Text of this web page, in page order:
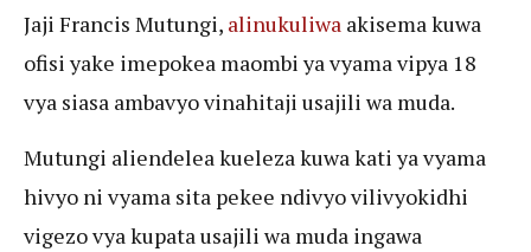
Jaji Francis Mutungi, alinukuliwa akisema kuwa
ofisi yake imepokea maombi ya vyama vipya 18
vya siasa ambavyo vinahitaji usajili wa muda.
Mutungi aliendelea kueleza kuwa kati ya vyama
hivyo ni vyama sita pekee ndivyo vilivyokidhi
vigezo vya kupata usajili wa muda ingawa